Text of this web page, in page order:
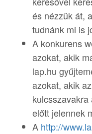
és nézzük át,
tudnánk mi is
A konkurens
azokat, akik
lap.hu
azokat, akik
előtt jelennek
A http://